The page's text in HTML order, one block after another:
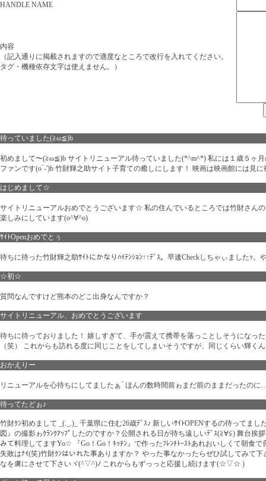
HANDLE NAME
内容
（記入通りに掲載されますので適度なところで改行を入れてください。
タグ・機種依存文字は使えません。）
待っていました(≧ω≦)b
初めまして〜(≧ω≦)b サイトリニューアル待っていました(*^m^*) 私には１歳５ヶ
ファンです(o‾-')b 竹財輝之助サイト子育ての癒しにします！ 映画は映画館には
はじめまして☆
サイトリニューアルおめでとうございます☆ 私の住んでいるところでは竹財さん
楽しみにしています(o^∀^o)
ｻｲﾄOpenおめでとぅ
待ちに待った竹財輝之助ｻｲﾄにかなりﾊｲﾃﾝｼｮﾝ↑↑ﾃﾞｽ。早速Checkしちゃぃましたｯ
☆初☆
質問なんですけど熊本のどこ出身なんですか？
サイトリニューアル、おめでとうございます
待ちに待っておりました！ 嬉しすぎて、手が震えて携帯を落っことしそうになっ
（笑） これからも訪れる度に同じことをしてしまいそうですが、同じくらい輝く
おかえりー
リニューアルを心待ちにしてましたぁ‾ ほんの数時間前ゎまだ前のままだったの
待ってたどぉ♪
竹財ｸﾝ初めまして _(._.)_ 千葉県に住む26歳ﾃﾞｽ♪ 新しいｻｲﾄOPENするの待ってま
図』の撮影ゎｸﾗﾝｸｱｯﾌﾟしたのですか？公開される日が待ち遠しいﾃﾞｽ(≧∀≦) 舞台挨
みて料理してますYo☆ 『Go！Go！ｷｯﾁﾝ』で作ったﾌﾚﾝﾁﾄｰｽﾄあれおいしくて朝食
失敗はﾅｲ(笑)竹財ｸﾝはいれた事ありますか？ やった事なかったらぜひ試してみて
なを虜にさせて下さいヾ(^▽^)ﾉ これからもずっっと応援し続けます(☆▽☆ )